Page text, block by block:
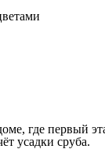
где первый
усадки сруба.